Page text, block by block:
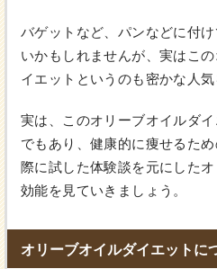
バゲットなど、パンなどに付
いかもしれませんが、実はこ
イエットというのも密かな人気
実は、このオリーブオイルダ
でもあり、健康的に痩せるた
際に試した体験談を元にした
効能を見ていきましょう。
オリーブオイルダイエットに